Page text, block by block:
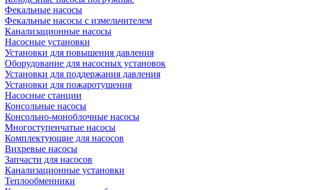
Фекальные насосы
Фекальные насосы с измельчителем
Канализационные насосы
Насосные установки
Установки для повышения давления
Оборудование для насосных установок
Установки для поддержания давления
Установки для пожаротушения
Насосные станции
Консольные насосы
Консольно-моноблочные насосы
Многоступенчатые насосы
Комплектующие для насосов
Вихревые насосы
Запчасти для насосов
Канализационные установки
Теплообменники